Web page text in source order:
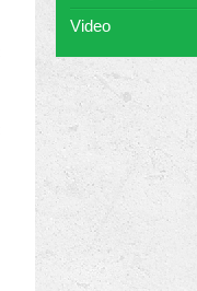
Video